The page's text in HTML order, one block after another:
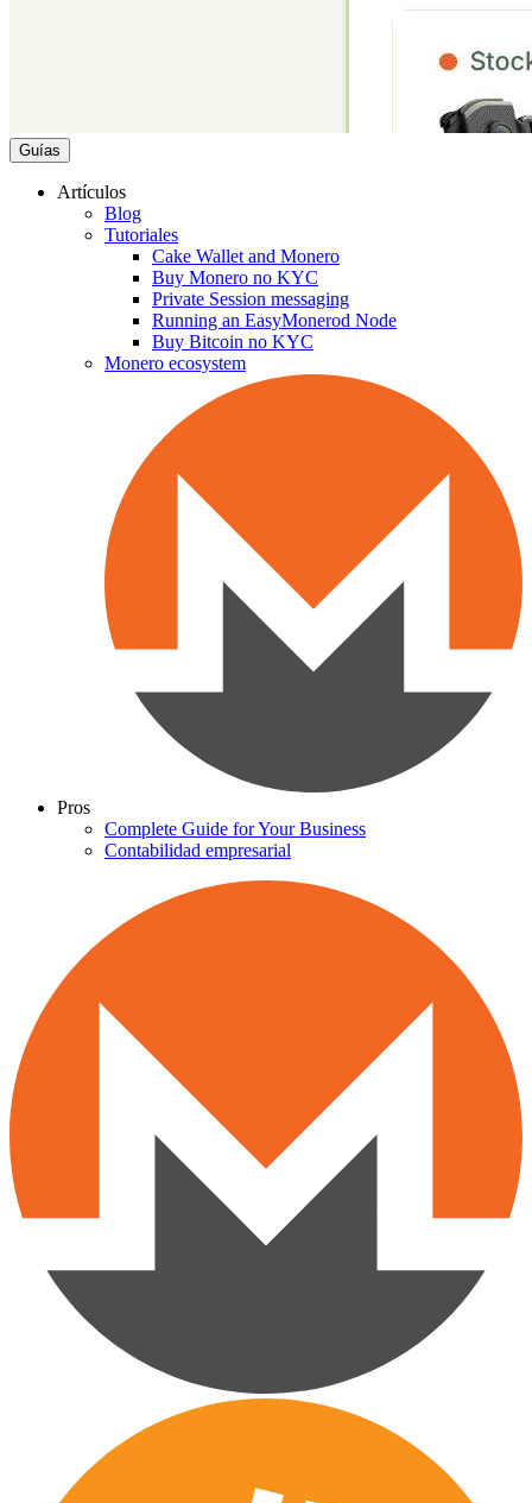
Guías
Artículos
Blog
Tutoriales
Cake Wallet and Monero
Buy Monero no KYC
Private Session messaging
Running an EasyMonerod Node
Buy Bitcoin no KYC
Monero ecosystem
Pros
Complete Guide for Your Business
Contabilidad empresarial